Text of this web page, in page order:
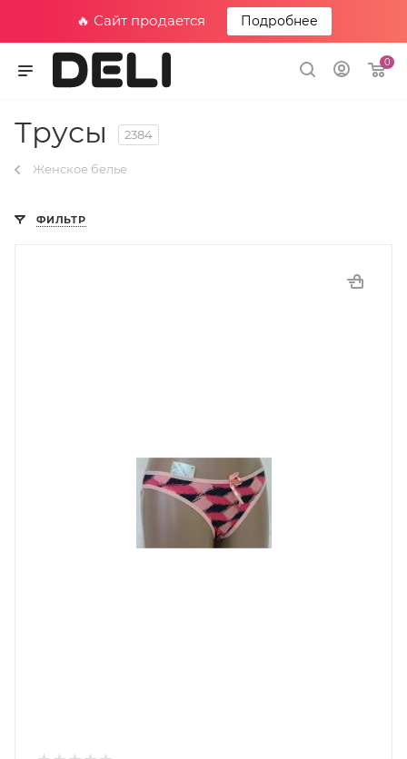
🔥 Сайт продается Подробнее
0
Трусы 2384
Женское белье
ФИЛЬТР